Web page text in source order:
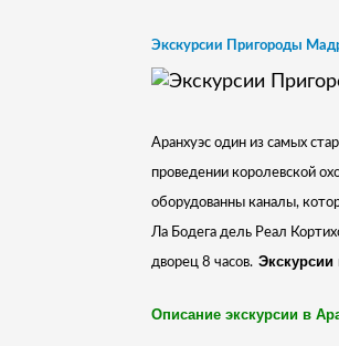
Экскурсии Пригороды
Аранхуэс один из самых
проведении королевской
оборудованны каналы,
Ла Бодега дель Реал
дворец 8 часов. Экскурсии
Описание экскурсии в